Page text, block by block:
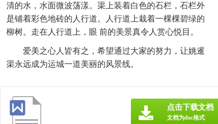
清的水，水面微波荡漾。渠上装着白色的石栏，石栏外
是铺着彩色地砖的人行道。人行道上栽着一棵棵碧绿的
柳树。走在人行道上，眼 前的美景真令人赏心悦目。
爱美之心人皆有之，希望通过大家的努力，让姚暹
渠永远成为运城一道美丽的风景线。
点击下载文档
文档为doc格式